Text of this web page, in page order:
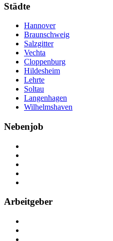
Städte
Hannover
Braunschweig
Salzgitter
Vechta
Cloppenburg
Hildesheim
Lehrte
Soltau
Langenhagen
Wilhelmshaven
Nebenjob
Arbeitgeber